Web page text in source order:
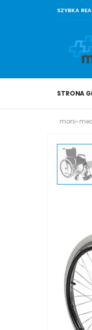
SZYBKA
STRONA
moni-